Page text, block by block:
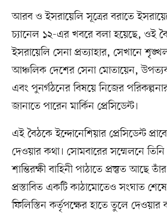
আরব ও ইসরায়েলি সূত্রের বরাতে
চ্যানেল ১২-এর খবরে বলা হয়েছে, ওই
ইসরায়েলি সেনা প্রত্যাহার, সেখানে
আঞ্চলিক দেশের সেনা মোতায়েন,
এবং পুনর্গঠনের বিষয়ে নিজের
জানাতে পারেন মার্কিন প্রেসিডেন্ট।
এই বৈঠকে ইন্দোনেশিয়ার প্রেসিডেন্ট
দেওয়ার কথা। সোমবারের সম্মেলনে
শান্তিরক্ষী বাহিনী পাঠাতে প্রস্তুত আছে
প্রস্তাবিত একটি কাঠামোতেও সংঘাত
ফিলিস্তিন কর্তৃপক্ষের হাতে তুলে